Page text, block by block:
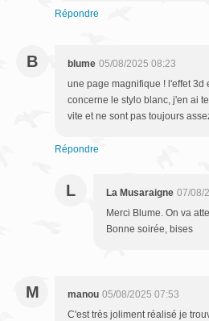
Répondre
B blume 05/08/2025 08:23
une page magnifique ! l'effet 3d
concerne le stylo blanc, j'en ai
vite et ne sont pas toujours
Répondre
L La Musaraigne 07/08/
Merci Blume. On va
Bonne soirée, bises
M manou 05/08/2025 07:53
C'est très joliment réalisé je